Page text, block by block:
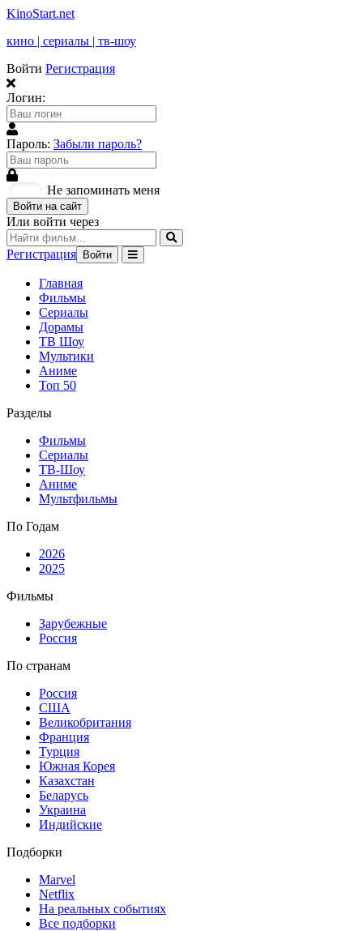
KinoStart.net
кино | сериалы | тв-шоу
Войти Регистрация
Логин:
Пароль: Забыли пароль?
Не запоминать меня
Войти на сайт
Или войти через
Регистрация Войти
Главная
Фильмы
Сериалы
Дорамы
ТВ Шоу
Мультики
Аниме
Топ 50
Разделы
Фильмы
Сериалы
ТВ-Шоу
Аниме
Мультфильмы
По Годам
2026
2025
Фильмы
Зарубежные
Россия
По странам
Россия
США
Великобритания
Франция
Турция
Южная Корея
Казахстан
Беларусь
Украина
Индийские
Подборки
Marvel
Netflix
На реальных событиях
Все подборки